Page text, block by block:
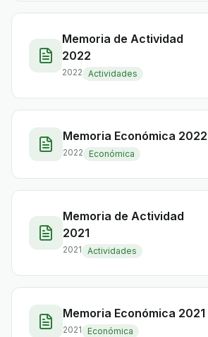
Memoria de Actividad
2022
2022 Actividades
Memoria Económica 2022
2022 Económica
Memoria de Actividad
2021
2021 Actividades
Memoria Económica 2021
2021 Económica